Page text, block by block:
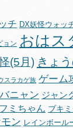
チ DX妖怪ウォッ
ョン おはス
(5月) きょ
スラカゲ族 ゲーム
ニャン ジャン
フミちゃん ブキ
ン レインボール